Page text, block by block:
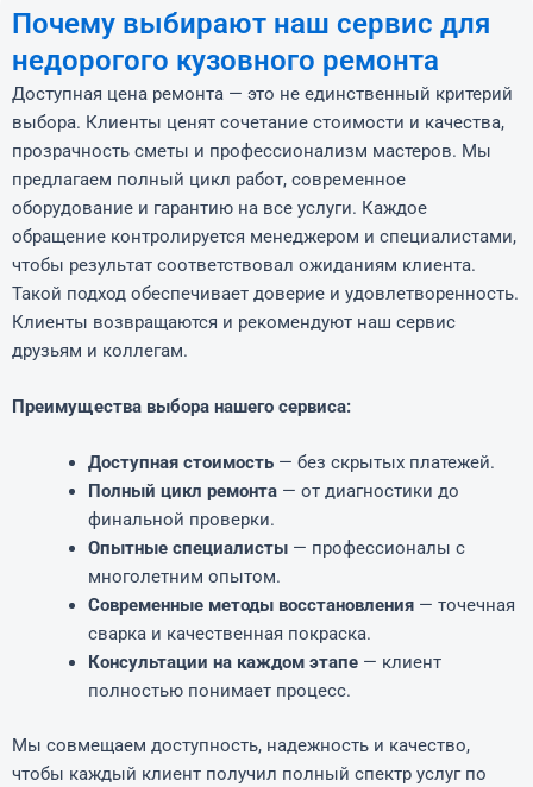
Почему выбирают наш сервис для
недорогого кузовного ремонта
Доступная цена ремонта — это не единственный критерий
выбора. Клиенты ценят сочетание стоимости и качества,
прозрачность сметы и профессионализм мастеров. Мы
предлагаем полный цикл работ, современное
оборудование и гарантию на все услуги. Каждое
обращение контролируется менеджером и специалистами,
чтобы результат соответствовал ожиданиям клиента.
Такой подход обеспечивает доверие и удовлетворенность.
Клиенты возвращаются и рекомендуют наш сервис
друзьям и коллегам.
Преимущества выбора нашего сервиса:
Доступная стоимость— без скрытых платежей.
Полный цикл ремонта— от диагностики до
финальной проверки.
Опытные специалисты— профессионалы с
многолетним опытом.
Современные методы восстановления— точечная
сварка и качественная покраска.
Консультации на каждом этапе— клиент
полностью понимает процесс.
Мы совмещаем доступность, надежность и качество,
чтобы каждый клиент получил полный спектр услуг по